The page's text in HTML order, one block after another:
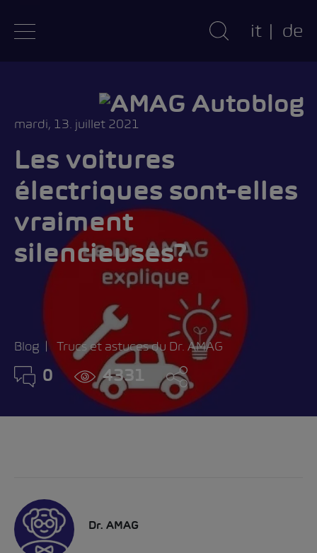
it de
mardi, 13. juillet 2021
Les voitures
électriques sont-elles
vraiment
silencieuses?
Blog Trucs et astuces du Dr. AMAG
0 4331
Dr. AMAG